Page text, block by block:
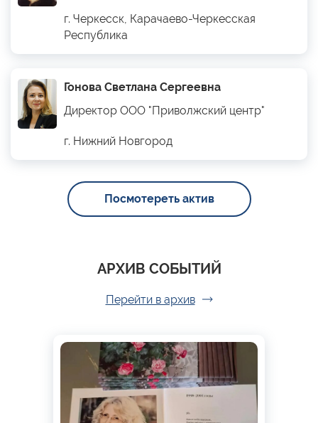
г. Черкесск, Карачаево-Черкесская
Республика
Гонова Светлана Сергеевна
Директор ООО "Приволжский центр"
г. Нижний Новгород
Посмотереть актив
АРХИВ СОБЫТИЙ
Перейти в архив